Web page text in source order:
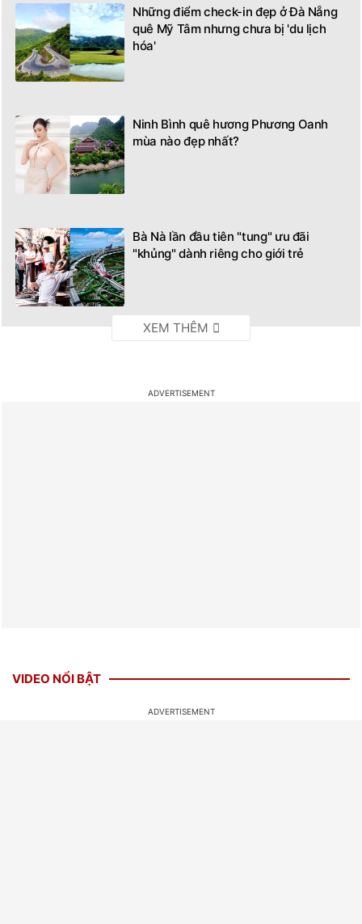
Những điểm check-in đẹp ở Đà Nẵng
quê Mỹ Tâm nhưng chưa bị 'du lịch
hóa'
Ninh Bình quê hương Phương Oanh
mùa nào đẹp nhất?
Bà Nà lần đầu tiên "tung" ưu đãi
"khủng" dành riêng cho giới trẻ
VIDEO NỔI BẬT